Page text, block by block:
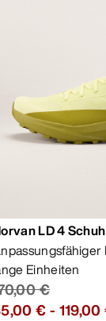
LD 4
Einheiten
€
€-